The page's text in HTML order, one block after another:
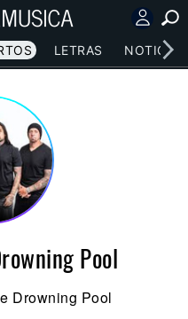
LETRAS NOTICIAS
Pool
Drowning Pool